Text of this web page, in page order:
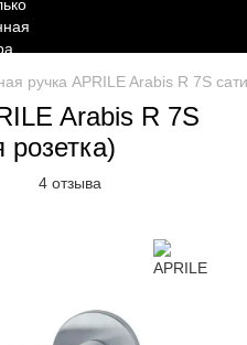
ручка APRILE Arabis R 7S
Arabis R 7S
розетка)
4 отзыва